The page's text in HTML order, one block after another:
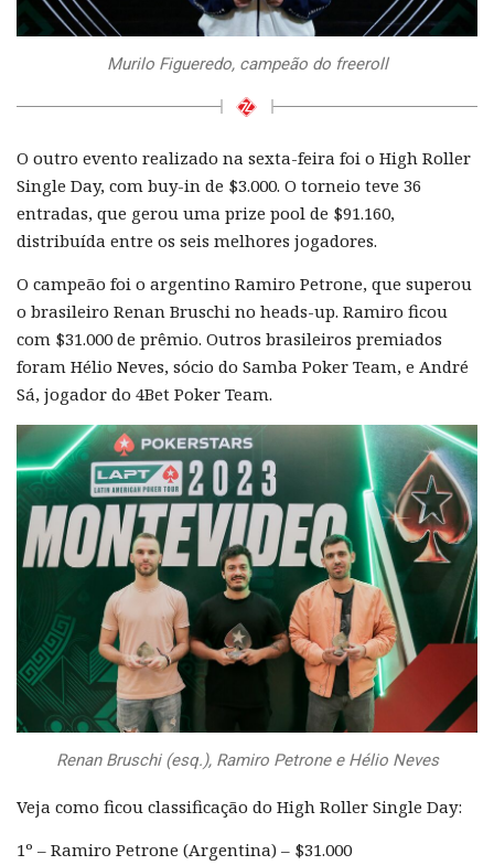
Murilo Figueredo, campeão do freeroll
O outro evento realizado na sexta-feira foi o High Roller
Single Day, com buy-in de $3.000. O torneio teve 36
entradas, que gerou uma prize pool de $91.160,
distribuída entre os seis melhores jogadores.
O campeão foi o argentino Ramiro Petrone, que superou
o brasileiro Renan Bruschi no heads-up. Ramiro ficou
com $31.000 de prêmio. Outros brasileiros premiados
foram Hélio Neves, sócio do Samba Poker Team, e André
Sá, jogador do 4Bet Poker Team.
Renan Bruschi (esq.), Ramiro Petrone e Hélio Neves
Veja como ficou classificação do High Roller Single Day:
1º – Ramiro Petrone (Argentina) – $31.000